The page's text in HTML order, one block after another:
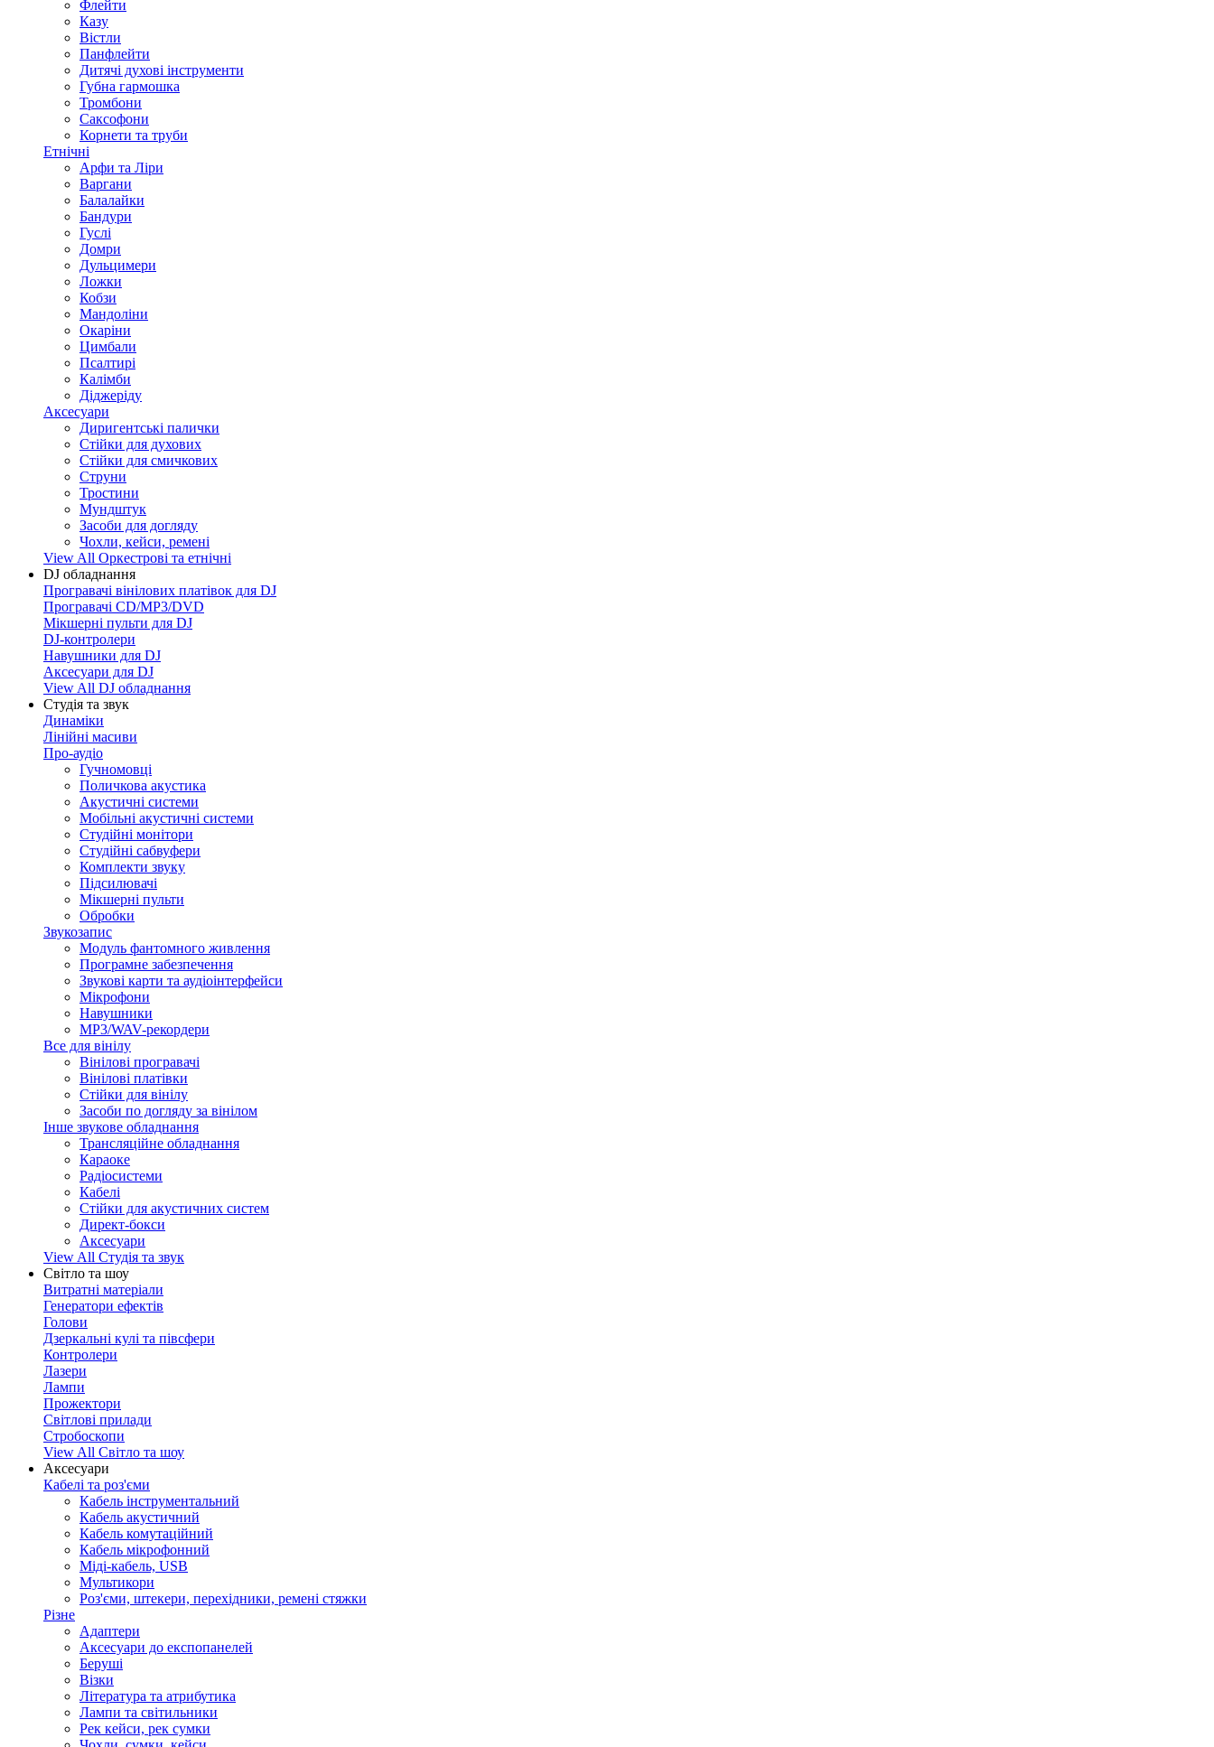
Флейти
Казу
Вістли
Панфлейти
Дитячі духові інструменти
Губна гармошка
Тромбони
Саксофони
Корнети та труби
Етнічні
Арфи та Ліри
Варгани
Балалайки
Бандури
Гуслі
Домри
Дульцимери
Ложки
Кобзи
Мандоліни
Окаріни
Цимбали
Псалтирі
Калімби
Діджеріду
Аксесуари
Диригентські палички
Стійки для духових
Стійки для смичкових
Струни
Тростини
Мундштук
Засоби для догляду
Чохли, кейси, ремені
View All Оркестрові та етнічні
DJ обладнання
Програвачі вінілових платівок для DJ
Програвачі CD/MP3/DVD
Мікшерні пульти для DJ
DJ-контролери
Навушники для DJ
Аксесуари для DJ
View All DJ обладнання
Студія та звук
Динаміки
Лінійні масиви
Про-аудіо
Гучномовці
Поличкова акустика
Акустичні системи
Мобільні акустичні системи
Студійні монітори
Студійні сабвуфери
Комплекти звуку
Підсилювачі
Мікшерні пульти
Обробки
Звукозапис
Модуль фантомного живлення
Програмне забезпечення
Звукові карти та аудіоінтерфейси
Мікрофони
Навушники
MP3/WAV-рекордери
Все для вінілу
Вінілові програвачі
Вінілові платівки
Стійки для вінілу
Засоби по догляду за вінілом
Інше звукове обладнання
Трансляційне обладнання
Караоке
Радіосистеми
Кабелі
Стійки для акустичних систем
Директ-бокси
Аксесуари
View All Студія та звук
Світло та шоу
Витратні матеріали
Генератори ефектів
Голови
Дзеркальні кулі та півсфери
Контролери
Лазери
Лампи
Прожектори
Світлові прилади
Стробоскопи
View All Світло та шоу
Аксесуари
Кабелі та роз'єми
Кабель інструментальний
Кабель акустичний
Кабель комутаційний
Кабель мікрофонний
Міді-кабель, USB
Мультикори
Роз'єми, штекери, перехідники, ремені стяжки
Різне
Адаптери
Аксесуари до експопанелей
Беруші
Візки
Література та атрибутика
Лампи та світильники
Рек кейси, рек сумки